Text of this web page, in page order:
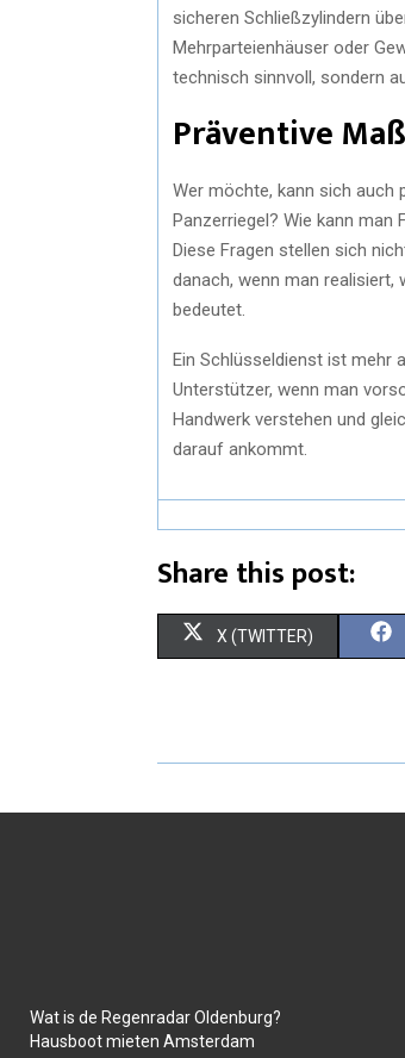
sicheren Schließzylindern
Mehrparteienhäuser oder
technisch sinnvoll, sondern
Präventive
Wer möchte, kann sich auch
Panzerriegel? Wie kann
Diese Fragen stellen sich
danach, wenn man realisiert,
bedeutet.
Ein Schlüsseldienst ist mehr
Unterstützer, wenn man
Handwerk verstehen und
darauf ankommt.
Share this post:
X (TWITTER)
Wat is de Regenradar Oldenburg?
Hausboot mieten Amsterdam